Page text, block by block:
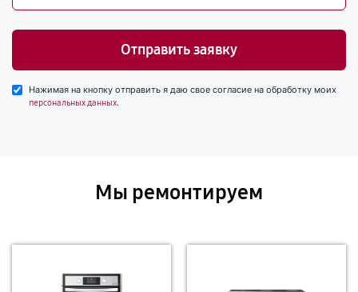
Отправить заявку
Нажимая на кнопку отправить я даю свое согласие на обработку моих
персональных данных.
Мы ремонтируем